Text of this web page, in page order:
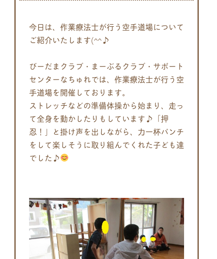
今日は、作業療法士が行う空手道場について
ご紹介いたします(^^♪
びーだまクラブ・まーぶるクラブ・ サポート
センターなちゅれでは、作業療法士が行う空
手道場を開催しております。
ストレッチなどの準備体操から始まり、 走っ
て全身を動かしたりもしています♪「押
忍！」と掛け声を出しながら、 力一杯パンチ
をして楽しそうに取り組んでくれた子ども達
でした♪